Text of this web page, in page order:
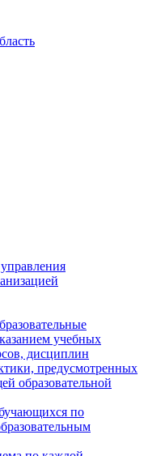
учебных
дисциплин
предусмотренных
образовательной
по